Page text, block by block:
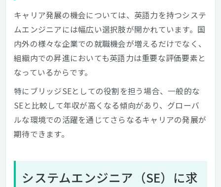
キャリア発展の機会については、英語力を持つシステ
ムエンジニアには幅広い選択肢が開かれています。国
内外の様々な企業での就職機会が増えるだけでなく、
組織内での昇進においても英語力は重要な評価要素と
なっているからです。
特にブリッジSEとしての役割を担う場合、一般的な
SEと比較して年収が高くなる傾向があり、グローバ
ルな環境での活躍を通じてさらなるキャリアの発展が
期待できます。
システムエンジニア（SE）に求